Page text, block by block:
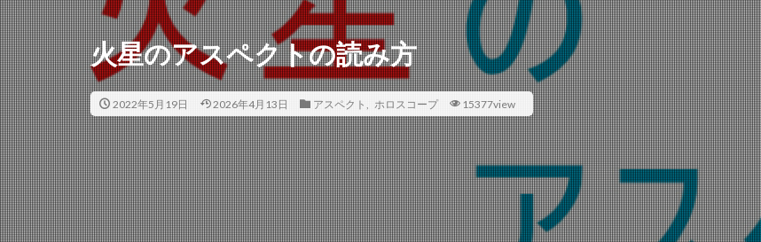
火星のアスペクトの読み方
2022年5月19日 2026年4月13日 アスペクト ホロスコープ 15377view